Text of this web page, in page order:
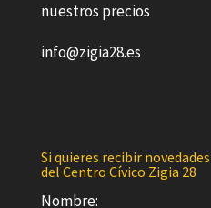
nuestros precios
info@zigia28.es
Si quieres recibir
del Centro Cívico Zigia 28
Nombre: